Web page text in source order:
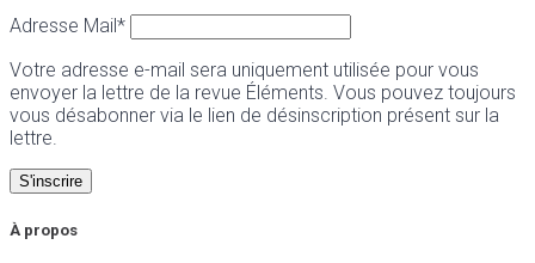
Adresse Mail*
Votre adresse e-mail sera uniquement utilisée pour vous
envoyer la lettre de la revue Éléments. Vous pouvez toujours
vous désabonner via le lien de désinscription présent sur la
lettre.
À propos